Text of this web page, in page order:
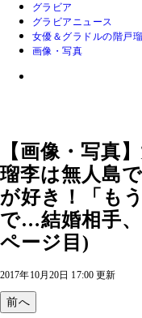
グラビア
グラビアニュース
女優＆グラドルの階戸
画像・写真
【画像・写真
瑠李は無人島
が好き！「も
で…結婚相手
ページ目)
2017年10月20日 17:00 更新
前へ